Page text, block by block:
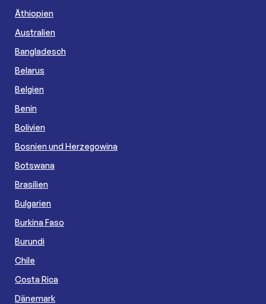
Äthiopien
Australien
Bangladesch
Belarus
Belgien
Benin
Bolivien
Bosnien und Herzegowina
Botswana
Brasilien
Bulgarien
Burkina Faso
Burundi
Chile
Costa Rica
Dänemark